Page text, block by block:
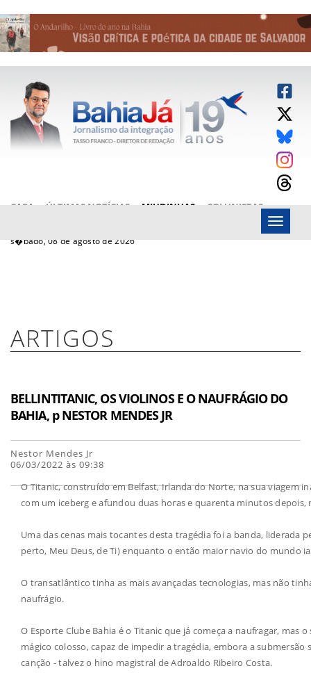
CAPA ÚLTIMAS NOTÍCIAS MIUDINHAS
COLUNISTAS
s�bado, 08 de agosto de 2026
Menu
ARTIGOS
BELLINTITANIC, OS VIOLINOS E O NAUFRÁGIO DO
BAHIA, p NESTOR MENDES JR
Nestor Mendes Jr
06/03/2022 às 09:38
O Titanic, construído em Belfast, Irlanda do Norte, na sua viagem
com um iceberg e afundou duas horas e quarenta minutos depois,
Uma das cenas mais tocantes desta tragédia foi a banda, liderada
perto, Meu Deus, de Ti) enquanto o então maior navio do mundo
O transatlântico tinha as mais avançadas tecnologias, mas não
naufrágio.
O Esporte Clube Bahia é o Titanic que já começa a naufragar,
mágico colosso, capaz de impedir a tragédia, embora a
canção - talvez o hino magistral de Adroaldo Ribeiro Costa.